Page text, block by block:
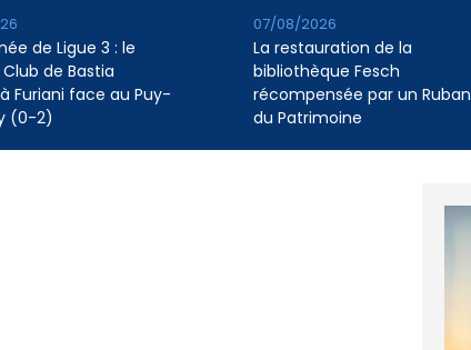
de Ligue 3 : le
de Bastia
Furiani face au Puy-
(0-2)
La restauration de la
bibliothèque Fesch
récompensée par un Ruban
du Patrimoine
07/08/2026